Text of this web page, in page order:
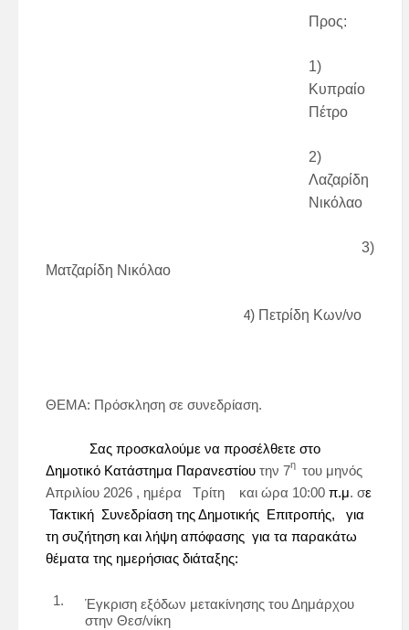
Προς:
1)
Κυπραίο
Πέτρο
2)
Λαζαρίδη
Νικόλαο
3)
Ματζαρίδη Νικόλαο
4) Πετρίδη Κων/νο
ΘΕΜΑ: Πρόσκληση σε συνεδρίαση.
Σας προσκαλούμε να προσέλθετε στο
Δημοτικό Κατάστημα Παρανεστίου την 7η του μηνός
Απριλίου 2026 , ημέρα Τρίτη και ώρα 10:00 π.μ. σε
Τακτική Συνεδρίαση τηςΔημοτικής Επιτροπής, για
τη συζήτηση και λήψη απόφασης για τα παρακάτω
θέματα της ημερήσιας διάταξης:
Έγκριση εξόδων μετακίνησης του Δημάρχου
στην Θεσ/νίκη